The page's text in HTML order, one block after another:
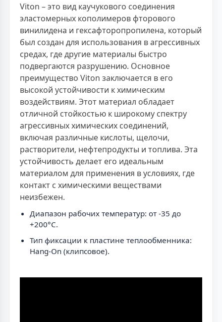
Viton – это вид каучукового соединения
эластомерных кополимеров фторового
винилидена и гексафторопропилена, который
был создан для использования в агрессивных
средах, где другие материалы быстро
подвергаются разрушению. Основное
преимущество Viton заключается в его
высокой устойчивости к химическим
воздействиям. Этот материал обладает
отличной стойкостью к широкому спектру
агрессивных химических соединений,
включая различные кислоты, щелочи,
растворители, нефтепродукты и топлива. Эта
устойчивость делает его идеальным
материалом для применения в условиях, где
контакт с химическими веществами
неизбежен.
Диапазон рабочих температур: от -35 до
+200°C.
Тип фиксации к пластине теплообменника:
Hang-On (клипсовое).